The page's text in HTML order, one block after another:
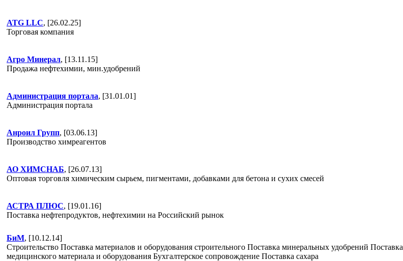
ATG LLC, [26.02.25]
Торговая компания
Агро Минерал, [13.11.15]
Продажа нефтехимии, мин.удобрений
Администрация портала, [31.01.01]
Администрация портала
Анроил Групп, [03.06.13]
Производство химреагентов
АО ХИМСНАБ, [26.07.13]
Оптовая торговля химическим сырьем, пигментами, добавками для бетона и сухих смесей
АСТРА ПЛЮС, [19.01.16]
Поставка нефтепродуктов, нефтехимии на Российский рынок
БиМ, [10.12.14]
Строительство Поставка материалов и оборудования строительного Поставка минеральных удобрений Поставка
медицинского материала и оборудования Бухгалтерское сопровождение Поставка сахара